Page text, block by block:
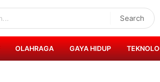
Search
OLAHRAGA GAYA HIDUP